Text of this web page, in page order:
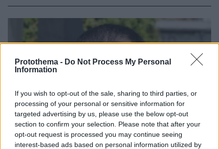
Protothema - Do Not Process My Personal
Information
If you wish to opt-out of the sale, sharing to third parties, or
processing of your personal or sensitive information for
targeted advertising by us, please use the below opt-out
section to confirm your selection. Please note that after your
opt-out request is processed you may continue seeing
interest-based ads based on personal information utilized by